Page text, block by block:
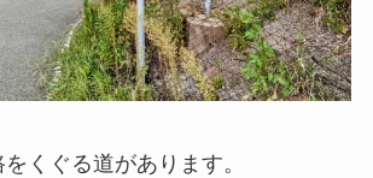
くぐる道があります。